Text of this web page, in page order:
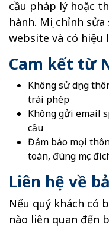
cầu pháp lý hoặc
hành. Mọi chỉnh
website và có hiệu
Cam kết từ
Không sử dụng
trái phép
Không gửi email
cầu
Đảm bảo mọi
toàn, đúng mục
Liên hệ về
Nếu quý khách có
nào liên quan đến